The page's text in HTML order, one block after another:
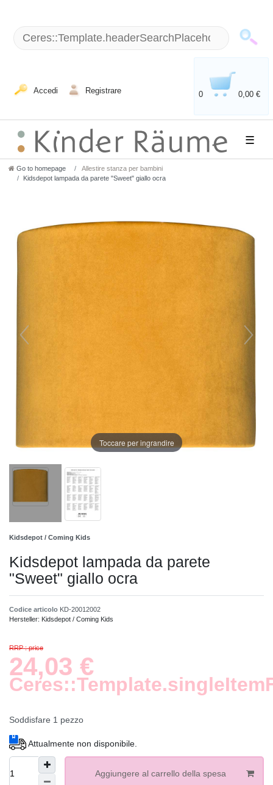
Accedi Registrare 0 0,00 €
☰
Go to homepage
Allestire stanza per bambini
Kidsdepot lampada da parete "Sweet" giallo ocra
Toccare per ingrandire
Kidsdepot / Coming Kids
Kidsdepot lampada da parete
"Sweet" giallo ocra
Codice articolo KD-20012002
Hersteller: Kidsdepot / Coming Kids
RRP : price
24,03 €
Soddisfare 1 pezzo
Attualmente non disponibile.
Aggiungere al carrello della spesa